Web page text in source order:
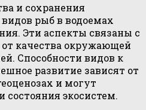
и сохранения
рыб в водоемах
Эти аспекты связаны с
качества окружающей
Способности видов к
развитие зависят от
и могут
экосистем.